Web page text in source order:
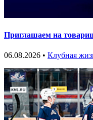
Приглашаем на
06.08.2026 • Клубная